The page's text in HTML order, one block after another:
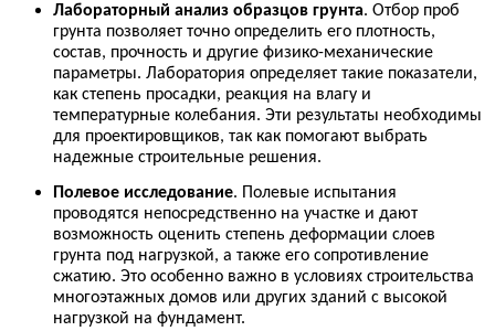
Лабораторный анализ образцов грунта. Отбор проб
грунта позволяет точно определить его плотность,
состав, прочность и другие физико-механические
параметры. Лаборатория определяет такие показатели,
как степень просадки, реакция на влагу и
температурные колебания. Эти результаты необходимы
для проектировщиков, так как помогают выбрать
надежные строительные решения.
Полевое исследование. Полевые испытания
проводятся непосредственно на участке и дают
возможность оценить степень деформации слоев
грунта под нагрузкой, а также его сопротивление
сжатию. Это особенно важно в условиях строительства
многоэтажных домов или других зданий с высокой
нагрузкой на фундамент.